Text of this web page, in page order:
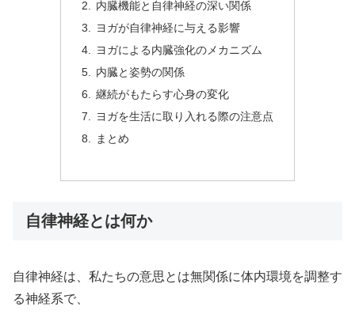
内臓機能と自律神経の深い関係
ヨガが自律神経に与える影響
ヨガによる内臓強化のメカニズム
内臓と姿勢の関係
継続がもたらす心身の変化
ヨガを生活に取り入れる際の注意点
まとめ
自律神経とは何か
自律神経は、私たちの意思とは無関係に体内環境を調整す
る神経系で、